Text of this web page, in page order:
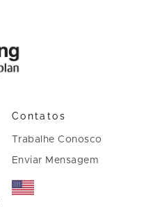
Contatos
Trabalhe Conosco
Enviar Mensagem